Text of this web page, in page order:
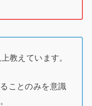
教えています。
ことのみを意識